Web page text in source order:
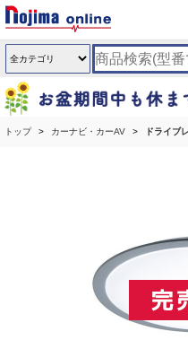
トップ カーナビ・カーAV ドライブ